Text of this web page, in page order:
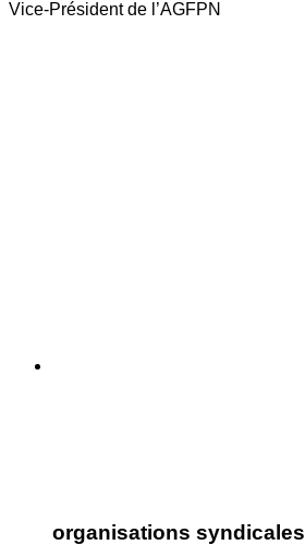
Vice-Président de l’AGFPN
organisations syndicales